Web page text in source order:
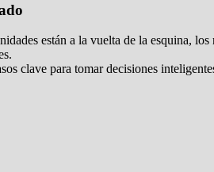
están a la vuelta de la esquina,
clave para tomar decisiones